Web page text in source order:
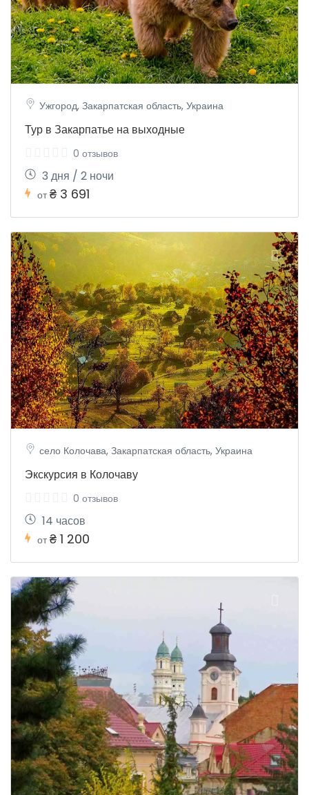
Ужгород, Закарпатская область, Украина
Тур в Закарпатье на выходные
0 отзывов
3 дня / 2 ночи
от₴ 3 691
село Колочава, Закарпатская область, Украина
Экскурсия в Колочаву
0 отзывов
14 часов
от₴ 1 200